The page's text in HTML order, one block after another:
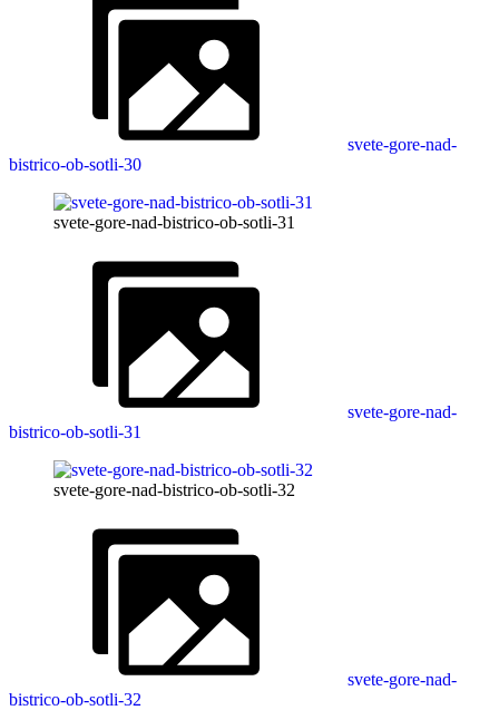
svete-gore-nad-
bistrico-ob-sotli-30
svete-gore-nad-bistrico-ob-sotli-31
svete-gore-nad-
bistrico-ob-sotli-31
svete-gore-nad-bistrico-ob-sotli-32
svete-gore-nad-
bistrico-ob-sotli-32